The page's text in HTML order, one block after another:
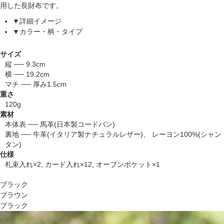
用した長財布です。
▼詳細イメージ
▼カラー・柄・タイプ
サイズ
縦 ── 9.3cm
横 ── 19.2cm
マチ ── 厚み1.5cm
重さ
120g
素材
本体表 ── 馬革(日本製コードバン)
裏地 ── 牛革(イタリア製ナチュラルレザー)、 レーヨン100%(シャン
タン)
仕様
札束入れ×2, カード入れ×12, オープンポケット×1
ブラック
ブラウン
ブラック